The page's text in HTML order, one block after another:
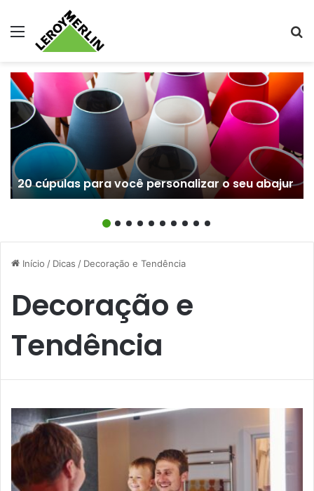
Menu
20 cúpulas para você personalizar o seu abajur
Início / Dicas / Decoração e Tendência
Decoração e
Tendência